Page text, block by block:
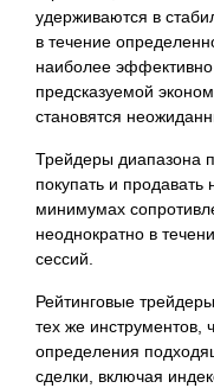
удерживаются в
в течение
наиболее
предсказуемой
становятся
Трейдеры диапазона
покупать и
минимумах
неоднократно в
сессий.
Рейтинговые
тех же инструментов,
определения
сделки, включая